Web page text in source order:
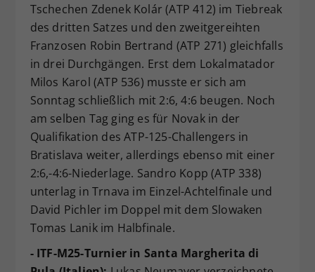
Tschechen Zdenek Kolár (ATP 412) im Tiebreak
des dritten Satzes und den zweitgereihten
Franzosen Robin Bertrand (ATP 271) gleichfalls
in drei Durchgängen. Erst dem Lokalmatador
Milos Karol (ATP 536) musste er sich am
Sonntag schließlich mit 2:6, 4:6 beugen. Noch
am selben Tag ging es für Novak in der
Qualifikation des ATP-125-Challengers in
Bratislava weiter, allerdings ebenso mit einer
2:6,-4:6-Niederlage. Sandro Kopp (ATP 338)
unterlag in Trnava im Einzel-Achtelfinale und
David Pichler im Doppel mit dem Slowaken
Tomas Lanik im Halbfinale.
- ITF-M25-Turnier in Santa Margherita di